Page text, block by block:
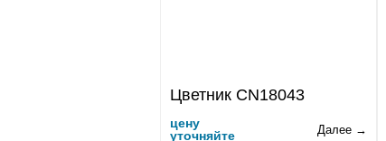
Цветник CN18043
цену
уточняйте
Далее →